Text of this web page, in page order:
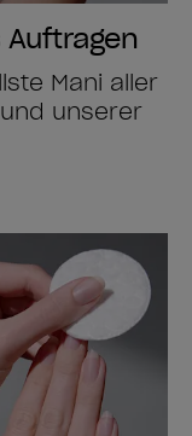
Mani aller
unserer